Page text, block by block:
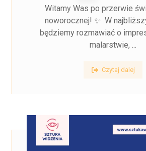
Witamy Was po przerwie
noworocznej! ✨ W
będziemy rozmawiać o
malarstwie, ...
Czytaj dalej